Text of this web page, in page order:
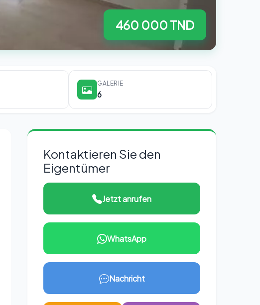
460 000 TND
GALERIE
6
Kontaktieren Sie den
Eigentümer
Jetzt anrufen
WhatsApp
Nachricht